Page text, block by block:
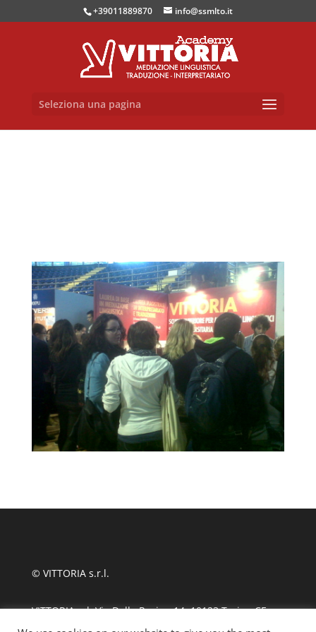
+39011889870 info@ssmlto.it
Seleziona una pagina
© VITTORIA s.r.l.
VITTORIA srl, Via Delle Rosine 14, 10123 Torino CF
11124480010